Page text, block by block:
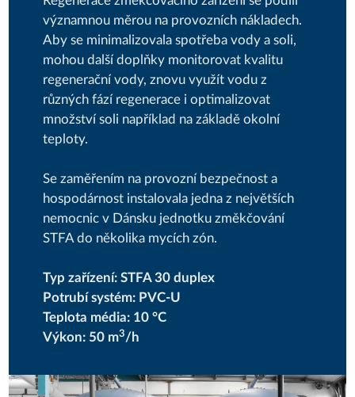
významnou měrou na provozních nákladech.
Aby se minimalizovala spotřeba vody a soli,
mohou další doplňky monitorovat kvalitu
regenerační vody, znovu využít vodu z
různých fází regenerace i optimalizovat
množství soli například na základě okolní
teploty.
Se zaměřením na provozní bezpečnost a
hospodárnost instalovala jedna z největších
nemocnic v Dánsku jednotku změkčování
STFA do několika mycích zón.
Typ zařízení: STFA 30 duplex
Potrubí systém: PVC-U
Teplota média: 10 °C
Výkon: 50 m3/h